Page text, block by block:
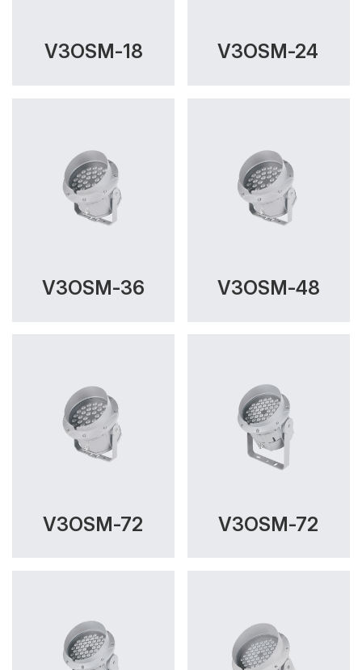
V3OSM-18 V3OSM-24
V3OSM-36 V3OSM-48
V3OSM-72 V3OSM-72